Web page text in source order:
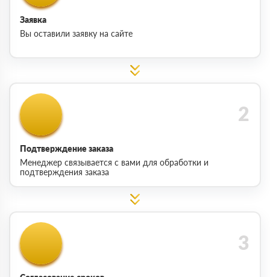
Заявка
Вы оставили заявку на сайте
Подтверждение заказа
Менеджер связывается с вами для обработки и
подтверждения заказа